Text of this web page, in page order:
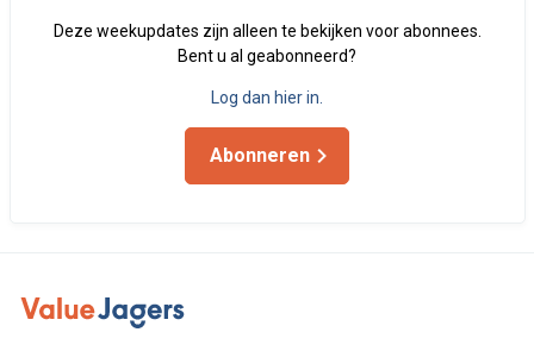
Deze weekupdates zijn alleen te bekijken voor abonnees.
Bent u al geabonneerd?
Log dan hier in.
Abonneren